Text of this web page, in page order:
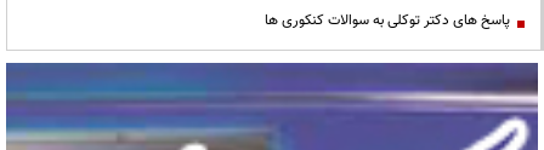
پاسخ های دکتر توکلی به سوالات کنکوری ها